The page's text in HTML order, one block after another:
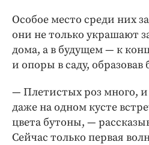
Особое место среди них
они не только украшают
дома, а в будущем — к
и опоры в саду, образовав
— Плетистых роз много, и
даже на одном кусте
цвета бутоны, —
Сейчас только первая